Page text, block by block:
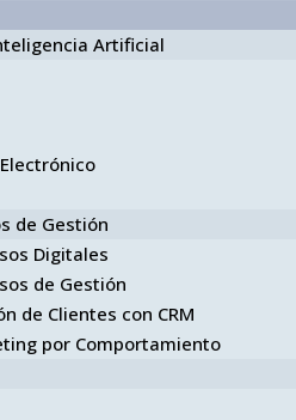
Artificial
de Gestión
Digitales
de Gestión
de Clientes con CRM
por Comportamiento